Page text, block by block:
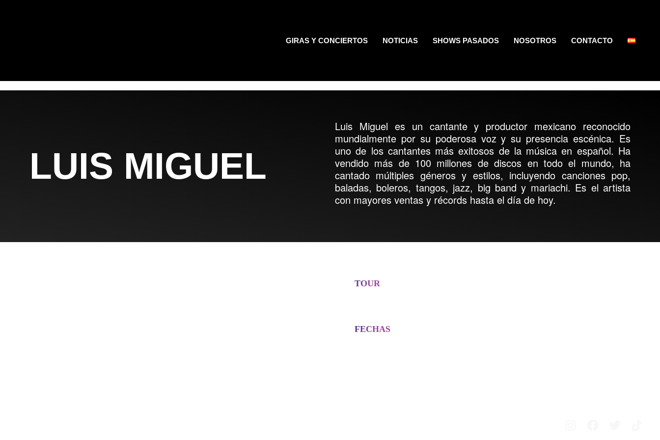
GIRAS Y CONCIERTOS NOTICIAS SHOWS PASADOS NOSOTROS CONTACTO
LUIS MIGUEL
Luis Miguel es un cantante y productor mexicano reconocido
mundialmente por su poderosa voz y su presencia escénica. Es
uno de los cantantes más exitosos de la música en español. Ha
vendido más de 100 millones de discos en todo el mundo, ha
cantado múltiples géneros y estilos, incluyendo canciones pop,
baladas, boleros, tangos, jazz, big band y mariachi. Es el artista
con mayores ventas y récords hasta el día de hoy.
TOUR
FECHAS